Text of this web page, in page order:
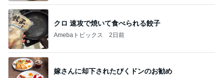
クロ 速攻で焼いて食べられる餃子
Amebaトピックス 2日前
嫁さんに却下されたびくドンのお勧め